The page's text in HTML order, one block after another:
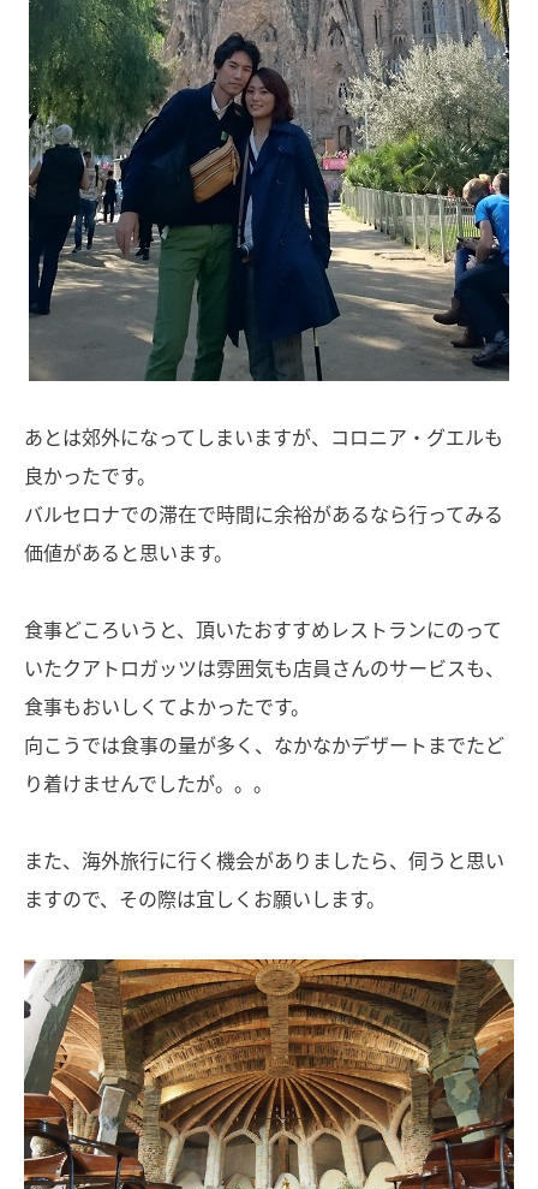
あとは郊外になってしまいますが、コロニア・グエルも
良かったです。
バルセロナでの滞在で時間に余裕があるなら行ってみる
価値があると思います。
食事どころいうと、頂いたおすすめレストランにのって
いたクアトロガッツは雰囲気も店員さんのサービスも、
食事もおいしくてよかったです。
向こうでは食事の量が多く、なかなかデザートまでたど
り着けませんでしたが。。。
また、海外旅行に行く機会がありましたら、伺うと思い
ますので、その際は宜しくお願いします。